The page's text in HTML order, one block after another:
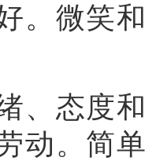
。微笑
态度和
动。简